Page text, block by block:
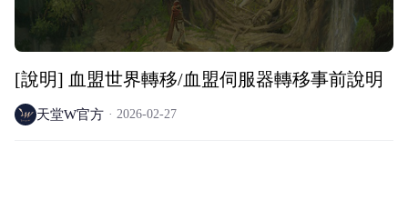
[說明] 血盟世界轉移/血盟伺服器轉移事前說明
天堂W官方 2026-02-27